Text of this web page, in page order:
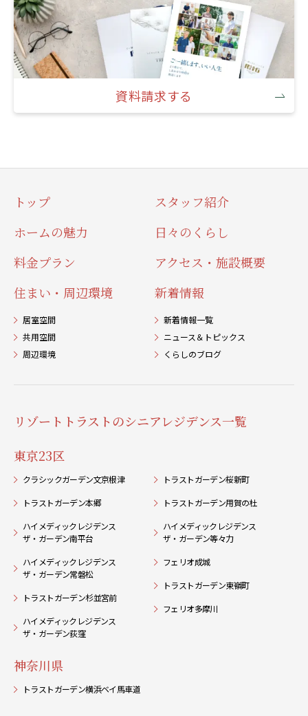
資料請求する
トップ
ホームの魅力
料金プラン
住まい・周辺環境
居室空間
共用空間
周辺環境
スタッフ紹介
日々のくらし
アクセス・施設概要
新着情報
新着情報一覧
ニュース＆トピックス
くらしのブログ
リゾートトラストのシニアレジデンス一覧
東京23区
クラシックガーデン文京根津
トラストガーデン本郷
ハイメディックレジデンス
ザ・ガーデン南平台
ハイメディックレジデンス
ザ・ガーデン常磐松
トラストガーデン杉並宮前
ハイメディックレジデンス
ザ・ガーデン荻窪
トラストガーデン桜新町
トラストガーデン用賀の杜
ハイメディックレジデンス
ザ・ガーデン等々力
フェリオ成城
トラストガーデン東嶺町
フェリオ多摩川
神奈川県
トラストガーデン横浜ベイ馬車道